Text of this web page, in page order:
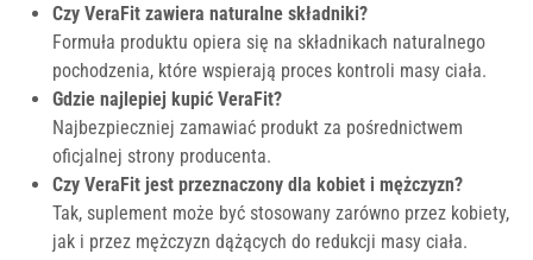
Czy VeraFit zawiera naturalne składniki?
Formuła produktu opiera się na składnikach naturalnego
pochodzenia, które wspierają proces kontroli masy ciała.
Gdzie najlepiej kupić VeraFit?
Najbezpieczniej zamawiać produkt za pośrednictwem
oficjalnej strony producenta.
Czy VeraFit jest przeznaczony dla kobiet i mężczyzn?
Tak, suplement może być stosowany zarówno przez kobiety,
jak i przez mężczyzn dążących do redukcji masy ciała.